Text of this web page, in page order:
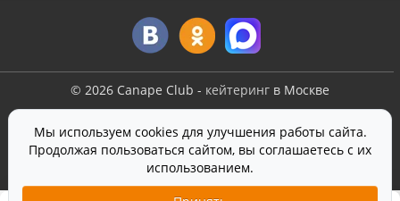
© 2026 Canape Club - кейтеринг в Москве
Политика конфиденциальности
Согласие на обработку персональных данных
На сайте используетсяSmartCaptcha
Мы используем cookies для улучшения работы сайта.
Продолжая пользоваться сайтом, вы соглашаетесь с их
использованием.